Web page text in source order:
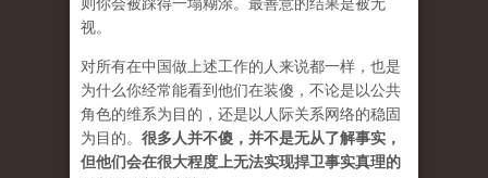
视。
对所有在中国做上述工作的人来说都一样，也是
为什么你经常能看到他们在装傻，不论是以公共
角色的维系为目的，还是以人际关系网络的稳固
为目的。 很多人并不傻，并不是无从了解事实，
但他们会在很大程度上无法实现捍卫事实真理的